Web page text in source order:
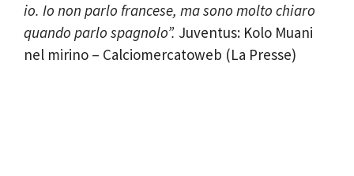
io. Io non parlo francese, ma sono molto chiaro
quando parlo spagnolo”. Juventus: Kolo Muani
nel mirino – Calciomercatoweb (La Presse)